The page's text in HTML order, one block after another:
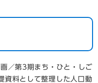
／第3期まち・ひと・しご
資料として整理した人口動